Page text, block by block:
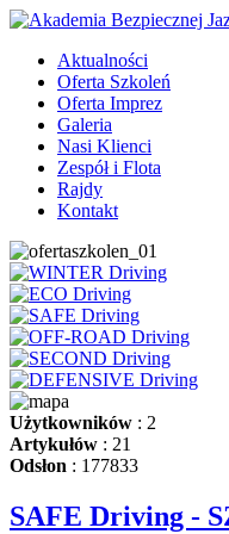
Aktualności
Oferta Szkoleń
Oferta Imprez
Galeria
Nasi Klienci
Zespół i Flota
Rajdy
Kontakt
Użytkowników : 2
Artykułów : 21
Odsłon : 177833
SAFE Driving -